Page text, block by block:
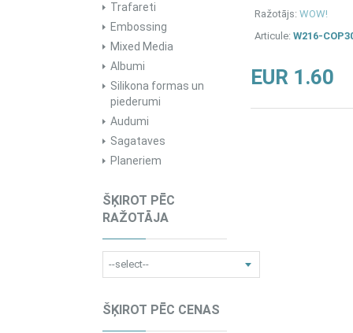
Trafareti
Embossing
Mixed Media
Albumi
Silikona formas un
piederumi
Audumi
Sagataves
Planeriem
ŠĶIROT PĒC
RAŽOTĀJA
ŠĶIROT PĒC CENAS
Ražotājs: WOW!
Articule: W216-
EUR 1.60